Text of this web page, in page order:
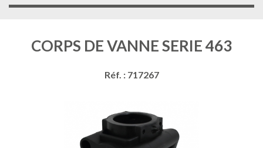
CORPS DE VANNE SERIE 463
Réf. : 717267